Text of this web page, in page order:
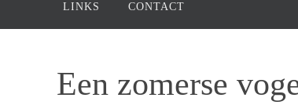
LINKS CONTACT
Een zomerse